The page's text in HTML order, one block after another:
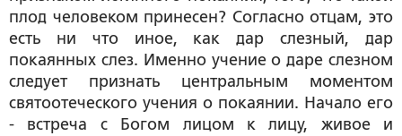
плод человеком принесен? Согласно отцам, это
есть ни что иное, какдар слезный, дар
покаянных слез. Именно учение о даре слезном
следует признать центральным моментом
святоотеческого учения о покаянии. Начало его
- встреча с Богом лицом к лицу, живое и